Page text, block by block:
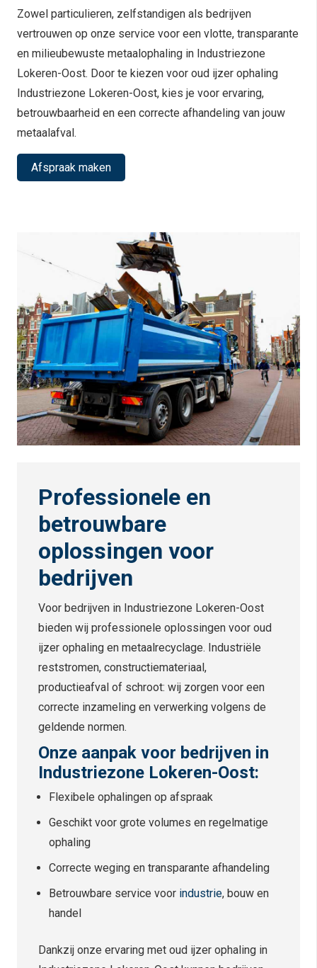
Zowel particulieren, zelfstandigen als bedrijven
vertrouwen op onze service voor een vlotte, transparante
en milieubewuste metaalophaling in Industriezone
Lokeren-Oost. Door te kiezen voor oud ijzer ophaling
Industriezone Lokeren-Oost, kies je voor ervaring,
betrouwbaarheid en een correcte afhandeling van jouw
metaalafval.
Afspraak maken
Professionele en
betrouwbare
oplossingen voor
bedrijven
Voor bedrijven in Industriezone Lokeren-Oost
bieden wij professionele oplossingen voor oud
ijzer ophaling en metaalrecyclage. Industriële
reststromen, constructiemateriaal,
productieafval of schroot: wij zorgen voor een
correcte inzameling en verwerking volgens de
geldende normen.
Onze aanpak voor bedrijven in
Industriezone Lokeren-Oost:
Flexibele ophalingen op afspraak
Geschikt voor grote volumes en regelmatige
ophaling
Correcte weging en transparante afhandeling
Betrouwbare service voor industrie, bouw en
handel
Dankzij onze ervaring met oud ijzer ophaling in